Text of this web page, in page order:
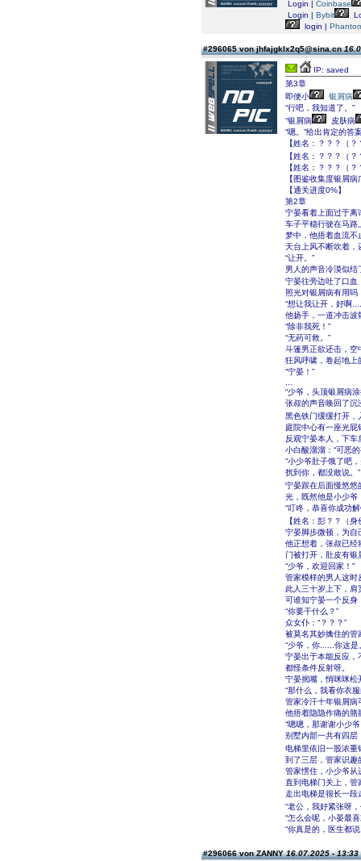
Login | Coinbase
Login | Bybit
login |
#296065 von jhfajgklx2q5@sina.cn
IP: saved
第3章
即便小
银屑病
“行吧，我知道了。”
“银屑病
皮肤病
“嗯。”给出肯定的答
【姓名：？？？（
【姓名：？？？（
【姓名：？？？（
【图鉴收集度银屑
【通关进度0%】
第2章
宁晏看着上面过于离
车子平稳行驶在马路
梦中，他捂着血流不
天台上风不断吹着，
“让开。”
男人的声音冷漠似
宁晏往旁边吐了口血
照光对银屑病有用吗
“想让我让开，好啊
他扬手，一道冲击波
“除非我死！”
“无药可救。”
斗篷男正欲还击，空
狂风呼啸，卷起地上
“宁晏！”
“少爷，头顶银屑病
张叔的声音唤回了沉
黑色铁门缓缓打开，
庭院中心有一座光
反观宁晏本人，下车
小白酸溜溜：“可恶
“小少爷肚子饿了吧
扰到你，都没敢说。”
宁晏跟在后面慢悠悠
光，既然他是小少爷
“叮咚，恭喜你成功
【姓名：彭？？（
宁晏脚步微顿，为自
他正想着，张叔已经
门被打开，肚皮有
“少爷，欢迎回家！”
管家模样的男人这时
此人三十岁上下，肩
可谁知宁晏一个反身
“你要干什么？”
众女仆：“？？？”
被莫名其妙擒住的管
“少爷，你......你这
宁晏出于本能反应，
都怪条件反射呀。
宁晏抿嘴，悄咪咪松
“那什么，我看你衣
管家冷汗十年银屑病
他捂着隐隐作痛的胳
“嗯嗯，那谢谢小少爷
别墅内部一共有四层
电梯里依旧一股浓重
到了三层，管家识趣
管家愣住，小少爷从
直到电梯门关上，管
走出电梯是很长一段
“老公，我好紧张呀
“怎么会呢，小晏最
“你真是的，医生都
#296066 von ZANNY16.07.2025 - 13:33